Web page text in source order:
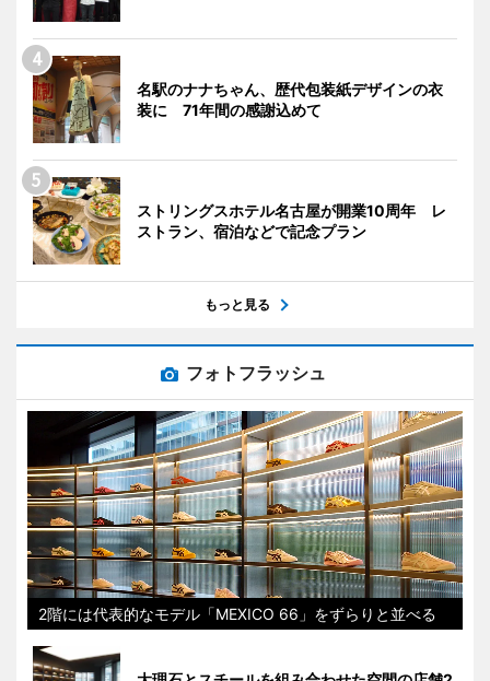
名駅のナナちゃん、歴代包装紙デザインの衣
装に 71年間の感謝込めて
ストリングスホテル名古屋が開業10周年 レ
ストラン、宿泊などで記念プラン
もっと見る
フォトフラッシュ
2階には代表的なモデル「MEXICO 66」をずらりと並べる